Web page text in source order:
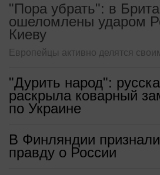
"Пора убрать": в
ошеломлены ударом
Киеву
Европейцы активно делятся
"Дурить народ":
раскрыла коварный
по Украине
В Финляндии
правду о России